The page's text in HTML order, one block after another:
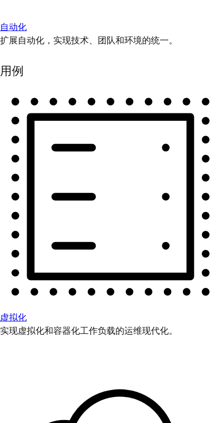
自动化
扩展自动化，实现技术、团队和环境的统一。
用例
虚拟化
实现虚拟化和容器化工作负载的运维现代化。